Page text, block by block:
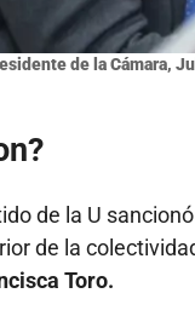
de la Cámara,
de la U
de la
Toro.